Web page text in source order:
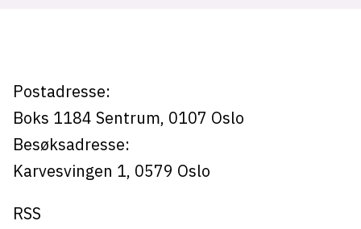
Postadresse:
Boks 1184 Sentrum, 0107 Oslo
Besøksadresse:
Karvesvingen 1, 0579 Oslo
RSS